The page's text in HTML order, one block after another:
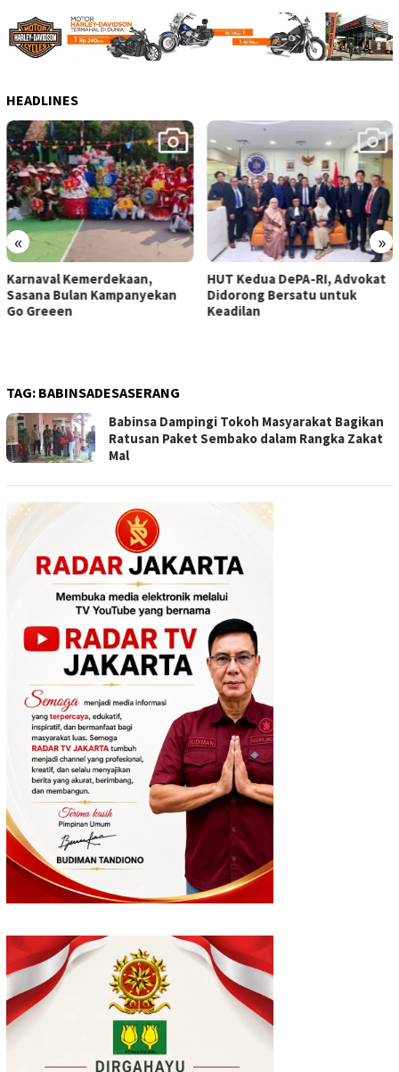
HEADLINES
« »
Karnaval Kemerdekaan,
Sasana Bulan Kampanyekan
Go Greeen
HUT Kedua DePA-RI, Advokat
Didorong Bersatu untuk
Keadilan
TAG: BABINSADESASERANG
Babinsa Dampingi Tokoh Masyarakat Bagikan
Ratusan Paket Sembako dalam Rangka Zakat
Mal